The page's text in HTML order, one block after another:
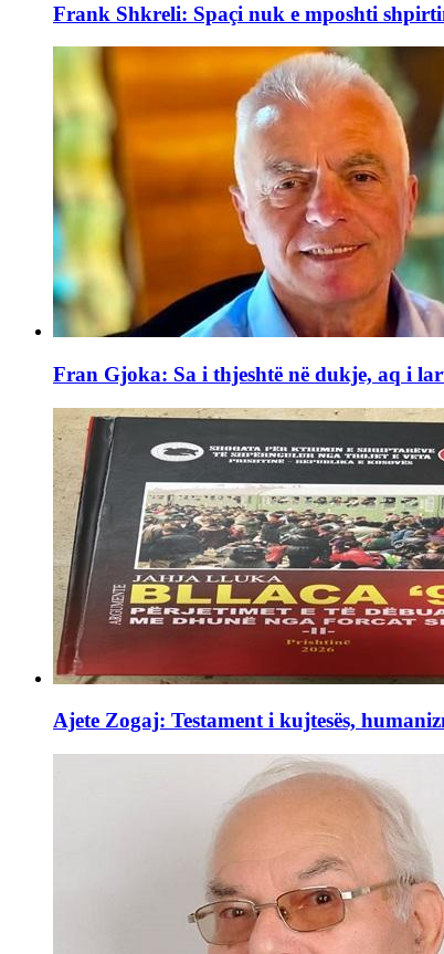
Frank Shkreli: Spaçi nuk e mposhti
Fran Gjoka: Sa i thjeshtë në dukje, aq i
Ajete Zogaj: Testament i kujtesës,